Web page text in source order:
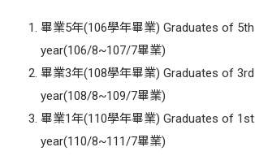
畢業5年(106學年畢業) Graduates of 5th
year(106/8~107/7畢業)
畢業3年(108學年畢業) Graduates of 3rd
year(108/8~109/7畢業)
畢業1年(110學年畢業) Graduates of 1st
year(110/8~111/7畢業)